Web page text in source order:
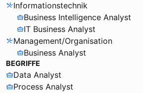
Informationstechnik
Business Intelligence Analyst
IT Business Analyst
Management/Organisation
Business Analyst
BEGRIFFE
Data Analyst
Process Analyst